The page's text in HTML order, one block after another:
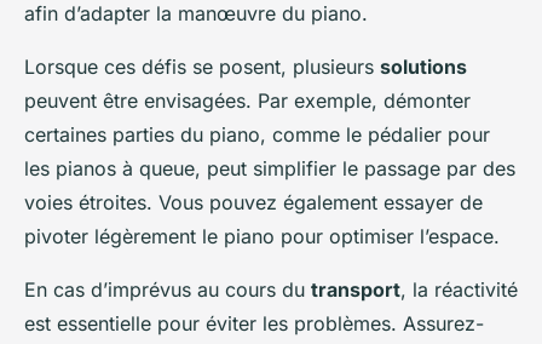
afin d’adapter la manœuvre du piano.
Lorsque ces défis se posent, plusieurs solutions
peuvent être envisagées. Par exemple, démonter
certaines parties du piano, comme le pédalier pour
les pianos à queue, peut simplifier le passage par des
voies étroites. Vous pouvez également essayer de
pivoter légèrement le piano pour optimiser l’espace.
En cas d’imprévus au cours du transport, la réactivité
est essentielle pour éviter les problèmes. Assurez-